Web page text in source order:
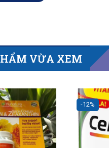
VỪA XEM
-12%